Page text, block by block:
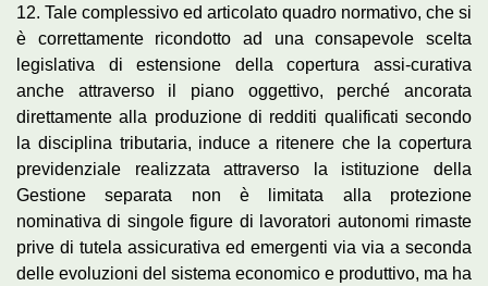
12. Tale complessivo ed articolato quadro normativo, che si
è correttamente ricondotto ad una consapevole scelta
legislativa di estensione della copertura assi-curativa
anche attraverso il piano oggettivo, perché ancorata
direttamente alla produzione di redditi qualificati secondo
la disciplina tributaria, induce a ritenere che la copertura
previdenziale realizzata attraverso la istituzione della
Gestione separata non è limitata alla protezione
nominativa di singole figure di lavoratori autonomi rimaste
prive di tutela assicurativa ed emergenti via via a seconda
delle evoluzioni del sistema economico e produttivo, ma ha